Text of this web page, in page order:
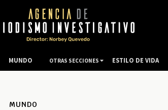
MUNDO
MUNDO OTRAS SECCIONES ESTILO DE VIDA